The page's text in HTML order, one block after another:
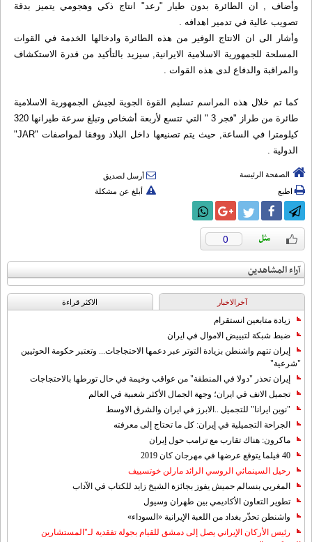
وأضاف , ان الطائرة بدون طيار "رعد" انتاج ذكي وهجومي يتميز بدقة
تصويب عالية في تدمير اهدافه .
وأشار الى ان الانتاج الوفير من هذه الطائرة وادخالها الخدمة في القوات
المسلحة للجمهورية الاسلامية الايرانية, سيزيد بالتأكيد من قدرة الاستكشاف
والمراقبة والدفاع لدى هذه القوات .
كما تم خلال هذه المراسم تسليم القوة الجوية لجيش الجمهورية الاسلامية
طائرة من طراز "فجر 3 " التي تتسع لأربعة أشخاص وتبلغ سرعة طيرانها 320
كيلومترا في الساعة, حيث يتم تصنيعها داخل البلاد ووفقا لمواصفات "JAR"
الدولية .
الصفحة الرئيسة
أرسل لصديق
اطبع
أبلغ عن مشكلة
0
آراء المشاهدين
آخرالاخبار الاکثر قراءة
زيادة متابعين انستقرام
ضبط شبكة لتبييض الاموال في ايران
إيران تتهم واشنطن بزيادة التوتر عبر دعمها الاحتجاجات... وتعتبر حكومة الحوثيين
"شرعية"
إيران تحذر "دولا في المنطقة" من عواقب وخيمة في حال تورطها بالاحتجاجات
تجميل الانف في ايران؛ وجهة الجمال الأكثر شعبية في العالم
"نوين ايرانا" للتجميل ..الابرز في ايران والشرق الاوسط
الجراحة التجميلية في إيران: كل ما تحتاج إلى معرفته
ماكرون: هناك تقارب مع ترامب حول إيران
40 فيلما يتوقع عرضها في مهرجان كان 2019
رحيل السينمائي الروسي الرائد مارلن خوتسييف
المغربي بنسالم حميش يفوز بجائزة الشيخ زايد للكتاب في الآداب
تطوير التعاون الأكاديمي بين طهران وسيول
واشنطن تحذّر بغداد من اللعبة الإيرانية «السوداء»
رئيس الأركان الإيراني يصل إلى دمشق للقيام بجولة تفقدية لـ"المستشارين